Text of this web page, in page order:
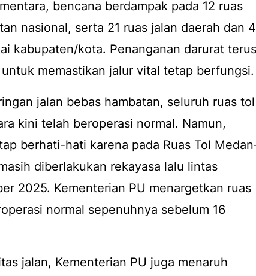
bencana berdampak pada 12 ruas
nasional, serta 21 ruas jalan daerah dan 4
kabupaten/kota. Penanganan darurat terus
memastikan jalur vital tetap berfungsi.
jalan bebas hambatan, seluruh ruas tol
kini telah beroperasi normal. Namun,
berhati-hati karena pada Ruas Tol
diberlakukan rekayasa lalu lintas
2025. Kementerian PU menargetkan ruas
normal sepenuhnya sebelum 16
jalan, Kementerian PU juga menaruh